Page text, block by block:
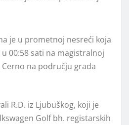
je u prometnoj nesreći koja
00:58 sati na magistralnoj
na području grada
R.D. iz Ljubuškog, koji je
Golf bh. registarskih